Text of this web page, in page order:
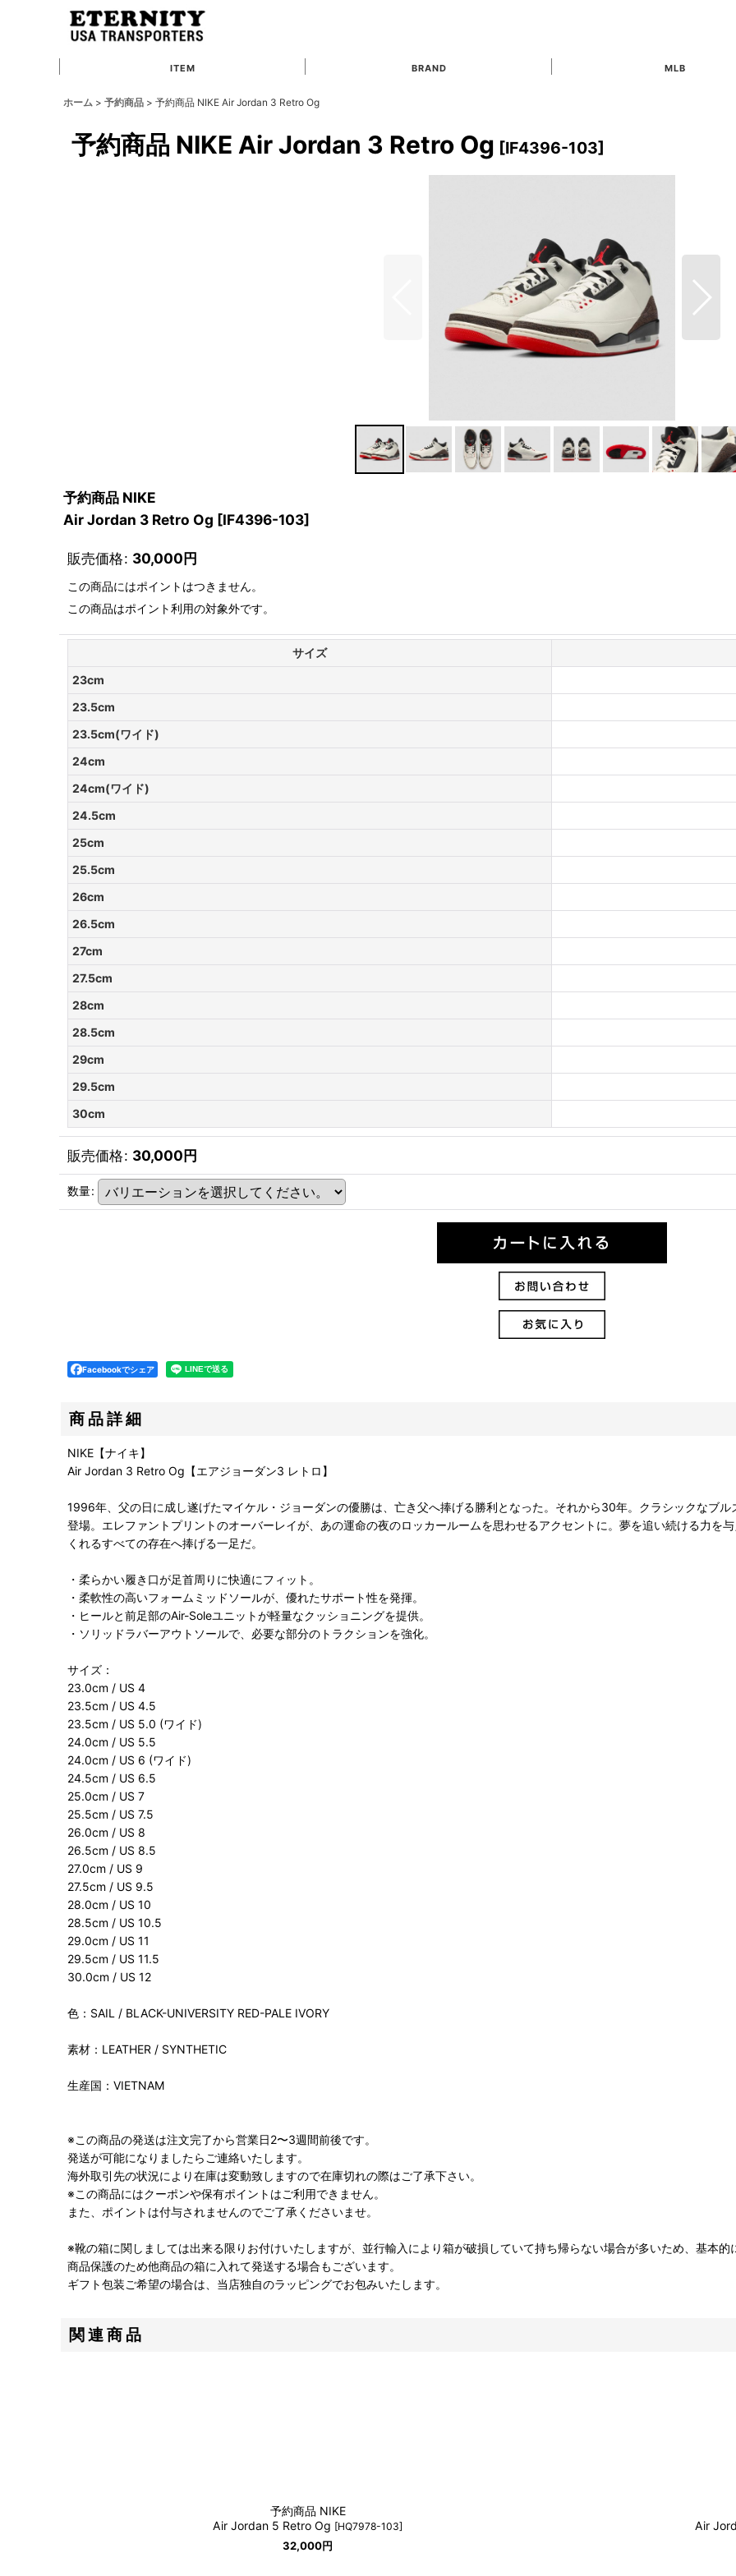
ITEM BRAND MLB
ホーム > 予約商品 > 予約商品 NIKE Air Jordan 3 Retro Og
予約商品 NIKE Air Jordan 3 Retro Og [IF4396-103]
予約商品 NIKE
Air Jordan 3 Retro Og [IF4396-103]
販売価格: 30,000円
この商品にはポイントはつきません。
この商品はポイント利用の対象外です。
サイズ
23cm
23.5cm
23.5cm(ワイド)
24cm
24cm(ワイド)
24.5cm
25cm
25.5cm
26cm
26.5cm
27cm
27.5cm
28cm
28.5cm
29cm
29.5cm
30cm
販売価格: 30,000円
数量:
Facebookでシェア
商品詳細
NIKE【ナイキ】
Air Jordan 3 Retro Og【エアジョーダン3 レトロ】
1996年、父の日に成し遂げたマイケル・ジョーダンの優勝は、亡き父へ捧げる勝利となった。それから30年。クラシックなブ
登場。エレファントプリントのオーバーレイが、あの運命の夜のロッカールームを思わせるアクセントに。夢を追い続ける力を
くれるすべての存在へ捧げる一足だ。
・柔らかい履き口が足首周りに快適にフィット。
・柔軟性の高いフォームミッドソールが、優れたサポート性を発揮。
・ヒールと前足部のAir-Soleユニットが軽量なクッショニングを提供。
・ソリッドラバーアウトソールで、必要な部分のトラクションを強化。
サイズ：
23.0cm / US 4
23.5cm / US 4.5
23.5cm / US 5.0 (ワイド)
24.0cm / US 5.5
24.0cm / US 6 (ワイド)
24.5cm / US 6.5
25.0cm / US 7
25.5cm / US 7.5
26.0cm / US 8
26.5cm / US 8.5
27.0cm / US 9
27.5cm / US 9.5
28.0cm / US 10
28.5cm / US 10.5
29.0cm / US 11
29.5cm / US 11.5
30.0cm / US 12
色：SAIL / BLACK-UNIVERSITY RED-PALE IVORY
素材：LEATHER / SYNTHETIC
生産国：VIETNAM
※この商品の発送は注文完了から営業日2〜3週間前後です。
発送が可能になりましたらご連絡いたします。
海外取引先の状況により在庫は変動致しますので在庫切れの際はご了承下さい。
※この商品にはクーポンや保有ポイントはご利用できません。
また、ポイントは付与されませんのでご了承くださいませ。
※靴の箱に関しましては出来る限りお付けいたしますが、並行輸入により箱が破損していて持ち帰らない場合が多いため、基本
商品保護のため他商品の箱に入れて発送する場合もございます。
ギフト包装ご希望の場合は、当店独自のラッピングでお包みいたします。
関連商品
予約商品 NIKE
Air Jordan 5 Retro Og [HQ7978-103]
32,000円
Air